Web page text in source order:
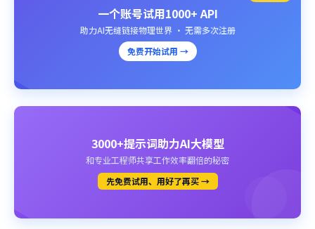
一个账号试用1000+ API
助力AI无缝链接物理世界 · 无需多次注册
免费开始试用 →
3000+提示词助力AI大模型
和专业工程师共享工作效率翻倍的秘密
先免费试用、用好了再买 →